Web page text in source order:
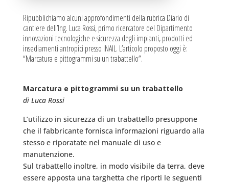
Ripubblichiamo alcuni approfondimenti della rubrica Diario di
cantiere dell’Ing. Luca Rossi, primo ricercatore del Dipartimento
innovazioni tecnologiche e sicurezza degli impianti, prodotti ed
insediamenti antropici presso INAIL. L’articolo proposto oggi è:
“Marcatura e pittogrammi su un trabattello”.
Marcatura e pittogrammi su un trabattello
di Luca Rossi
L’utilizzo in sicurezza di un trabattello presuppone
che il fabbricante fornisca informazioni riguardo alla
stesso e riporatate nel manuale di uso e
manutenzione.
Sul trabattello inoltre, in modo visibile da terra, deve
essere apposta una targhetta che riporti le seguenti